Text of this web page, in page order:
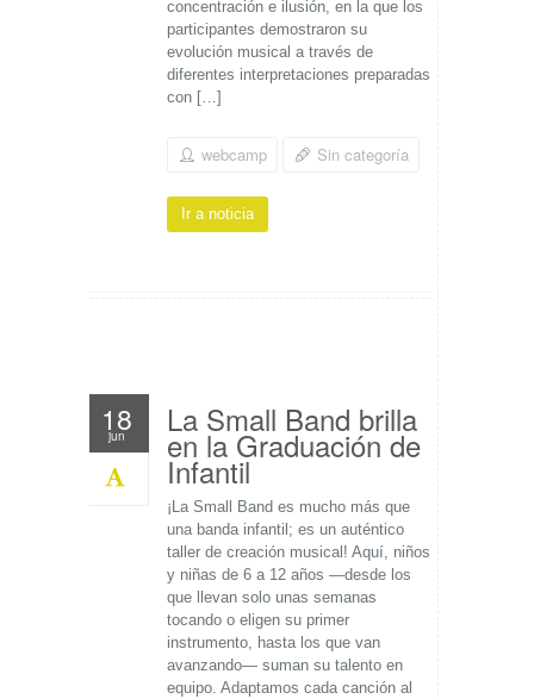
concentración e ilusión, en la que los
participantes demostraron su
evolución musical a través de
diferentes interpretaciones preparadas
con […]
webcamp Sin categoría
Ir a noticia
18
jun La Small Band brilla
en la Graduación de
Infantil
¡La Small Band es mucho más que
una banda infantil; es un auténtico
taller de creación musical! Aquí, niños
y niñas de 6 a 12 años —desde los
que llevan solo unas semanas
tocando o eligen su primer
instrumento, hasta los que van
avanzando— suman su talento en
equipo. Adaptamos cada canción al